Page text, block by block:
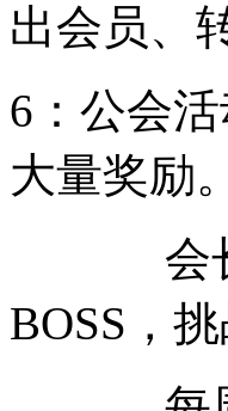
出会员、
6：公会
大量奖励。
会长或
BOSS，